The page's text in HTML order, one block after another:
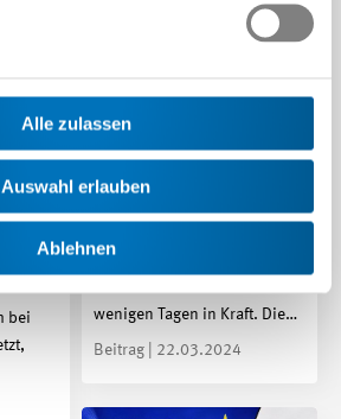
Alle zulassen
Auswahl erlauben
Ablehnen
bei
Wiederausfuhr
Verhinderung der
wenigen Tagen in Kraft. Die…
Beitrag | 22.03.2024